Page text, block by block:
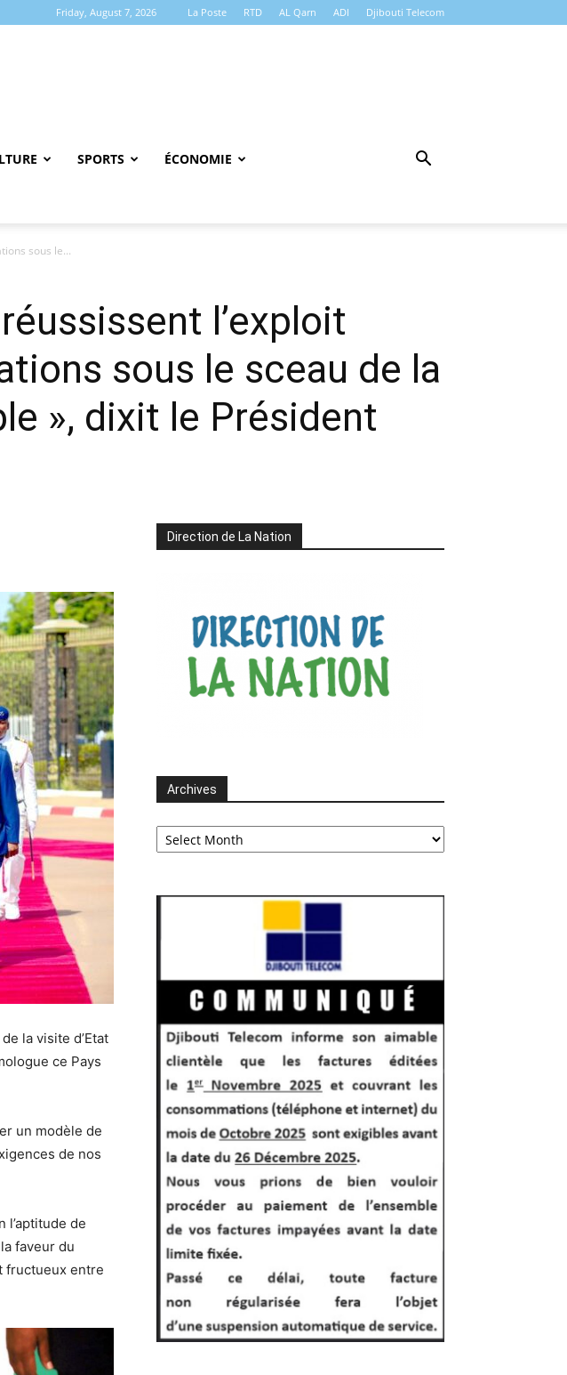
Friday, August 7, 2026 La Poste RTD AL Qarn ADI Djibouti Telecom
SPORTS ÉCONOMIE
sous le...
l’exploit
sous le sceau de la
», dixit le Président
la visite d’Etat
ce Pays
un modèle de
de nos
de
faveur du
fructueux entre
Direction de La Nation
Archives
Archives